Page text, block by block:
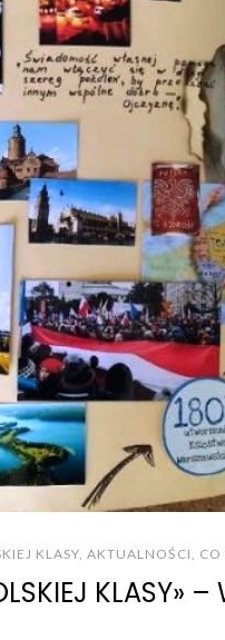
KLASY, AKTUALNOŚCI CO
KLASY»